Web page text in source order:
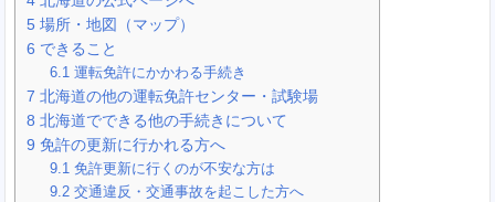
5 場所・地図（マップ）
6 できること
6.1 運転免許にかかわる手続き
7 北海道の他の運転免許センター・試験場
8 北海道でできる他の手続きについて
9 免許の更新に行かれる方へ
9.1 免許更新に行くのが不安な方は
9.2 交通違反・交通事故を起こした方へ